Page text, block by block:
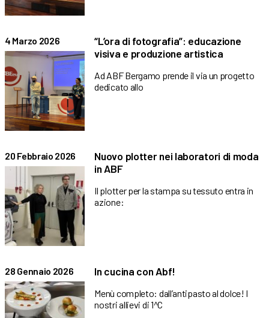
4 Marzo 2026
“L’ora di fotografia”: educazione
visiva e produzione artistica
Ad ABF Bergamo prende il via un progetto
dedicato allo
20 Febbraio 2026
Nuovo plotter nei laboratori di moda
in ABF
Il plotter per la stampa su tessuto entra in
azione:
28 Gennaio 2026 In cucina con Abf!
Menù completo: dall’antipasto al dolce! I
nostri allievi di 1^C